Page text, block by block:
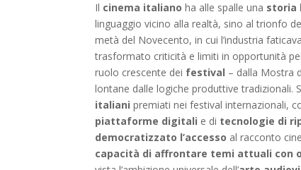
Il cinema italiano ha alle spalle una storia
linguaggio vicino alla realtà, sino al trionfo
metà del Novecento, in cui l’industria
trasformato criticità e limiti in opportunità
ruolo crescente dei festival – dalla Mostra
lontane dalle logiche produttive tradizionali.
italiani premiati nei festival internazionali,
piattaforme digitali e di tecnologie di
democratizzato l’accesso al racconto
capacità di affrontare temi attuali con